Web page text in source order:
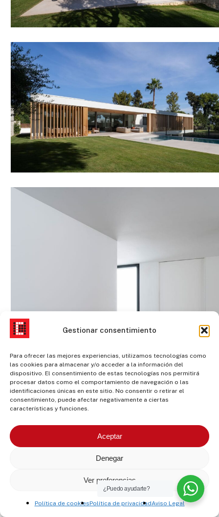
Gestionar consentimiento
Para ofrecer las mejores experiencias, utilizamos tecnologías como
las cookies para almacenar y/o acceder a la información del
dispositivo. El consentimiento de estas tecnologías nos permitirá
procesar datos como el comportamiento de navegación o las
identificaciones únicas en este sitio. No consentir o retirar el
consentimiento, puede afectar negativamente a ciertas
características y funciones.
Aceptar
Denegar
Ver preferencias
Política de cookiesPolítica de privacidadAviso Legal
¿Puedo ayudarte?